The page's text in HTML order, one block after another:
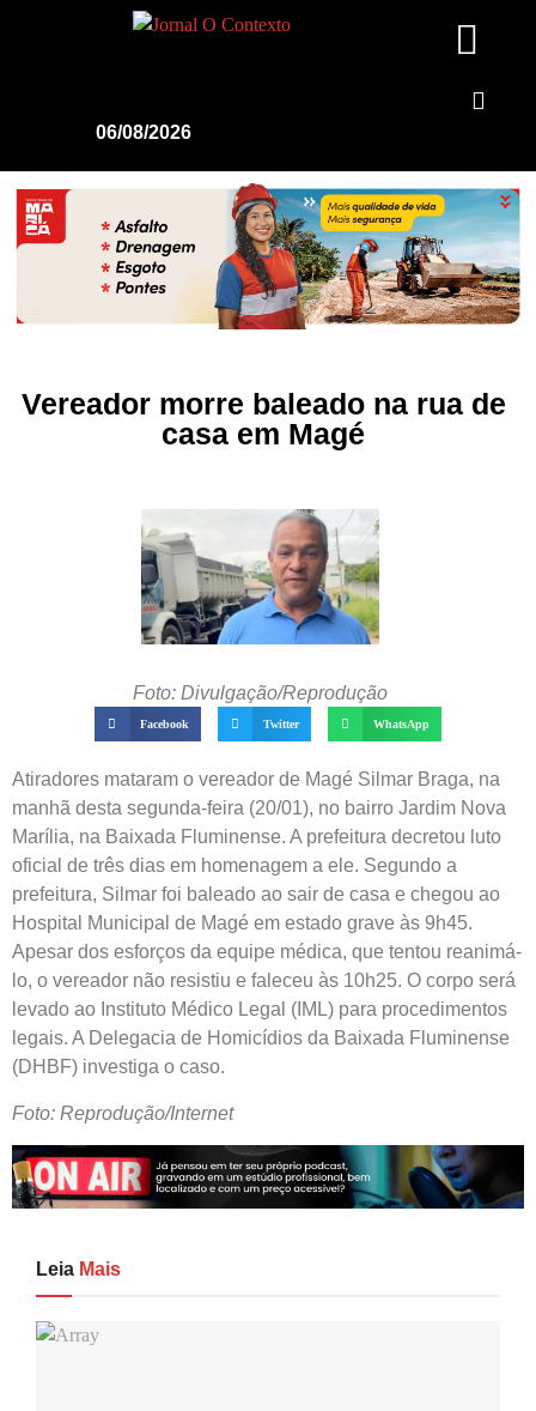
06/08/2026
Vereador morre baleado na rua de
casa em Magé
Foto: Divulgação/Reprodução
Facebook Twitter WhatsApp
Atiradores mataram o vereador de Magé Silmar Braga, na
manhã desta segunda-feira (20/01), no bairro Jardim Nova
Marília, na Baixada Fluminense. A prefeitura decretou luto
oficial de três dias em homenagem a ele. Segundo a
prefeitura, Silmar foi baleado ao sair de casa e chegou ao
Hospital Municipal de Magé em estado grave às 9h45.
Apesar dos esforços da equipe médica, que tentou reanimá-
lo, o vereador não resistiu e faleceu às 10h25. O corpo será
levado ao Instituto Médico Legal (IML) para procedimentos
legais. A Delegacia de Homicídios da Baixada Fluminense
(DHBF) investiga o caso.
Foto: Reprodução/Internet
Leia Mais